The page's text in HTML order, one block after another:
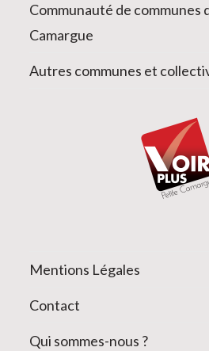
Communauté de communes
Camargue
Autres communes et
Mentions Légales
Contact
Qui sommes-nous ?